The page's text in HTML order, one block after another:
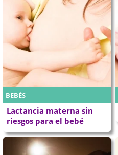
BEBÉS
Lactancia materna sin
riesgos para el bebé